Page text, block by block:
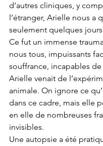
d’autres cliniques, y
l’étranger, Arielle nous a
seulement quelques
Ce fut un immense
nous tous, impuissants
souffrance, incapables de
Arielle venait de
animale. On ignore ce
dans ce cadre, mais elle
en elle de nombreuses
invisibles.
Une autopsie a été